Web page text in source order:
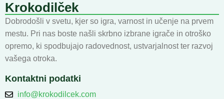
Krokodilček
Dobrodošli v svetu, kjer so igra, varnost in učenje na prvem
mestu. Pri nas boste našli skrbno izbrane igrače in otroško
opremo, ki spodbujajo radovednost, ustvarjalnost ter razvoj
vašega otroka.
Kontaktni podatki
info@krokodilcek.com